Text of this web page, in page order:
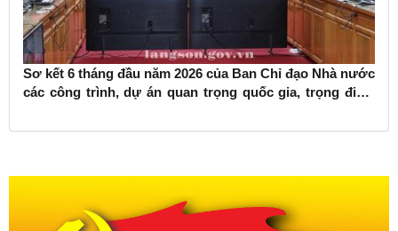
Sơ kết 6 tháng đầu năm 2026 của Ban Chỉ đạo Nhà nước
các công trình, dự án quan trọng quốc gia, trọng điểm